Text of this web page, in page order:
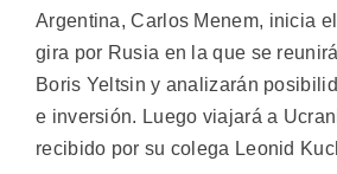
Argentina, Carlos Menem, inicia
gira por Rusia en la que se
Boris Yeltsin y analizarán
e inversión. Luego viajará a
recibido por su colega Leonid